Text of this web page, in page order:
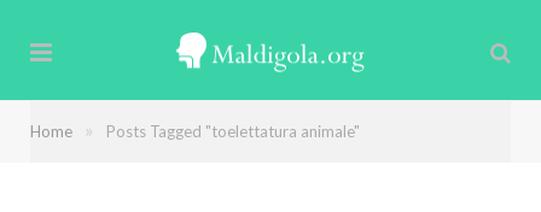
Home » Posts Tagged "toelettatura animale"